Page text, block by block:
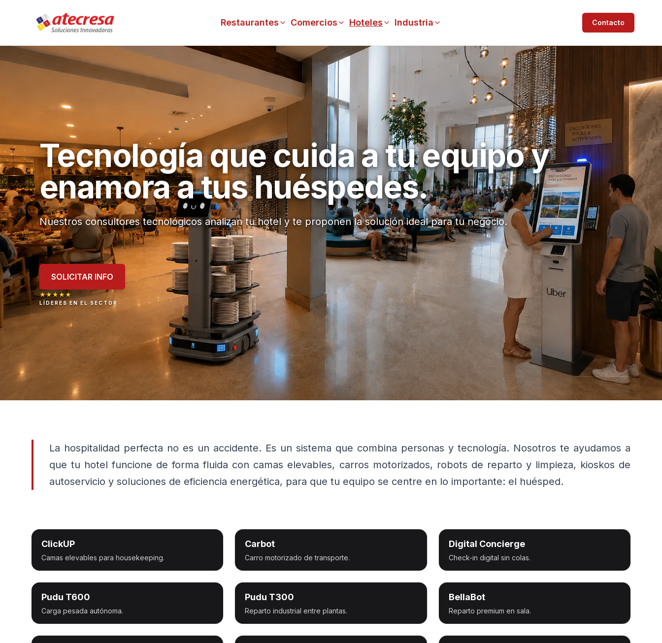
Restaurantes Comercios Hoteles Industria Contacto
Tecnología que cuida a tu equipo y
enamora a tus huéspedes.
Nuestros consultores tecnológicos analizan tu hotel y te proponen la solución ideal para tu negocio.
SOLICITAR INFO
★★★★★
LÍDERES EN EL SECTOR
La hospitalidad perfecta no es un accidente. Es un sistema que combina personas y tecnología. Nosotros te ayudamos a
que tu hotel funcione de forma fluida con camas elevables, carros motorizados, robots de reparto y limpieza, kioskos de
autoservicio y soluciones de eficiencia energética, para que tu equipo se centre en lo importante: el huésped.
ClickUP
Camas elevables para housekeeping.
Carbot
Carro motorizado de transporte.
Digital Concierge
Check-in digital sin colas.
Pudu T600
Carga pesada autónoma.
Pudu T300
Reparto industrial entre plantas.
BellaBot
Reparto premium en sala.